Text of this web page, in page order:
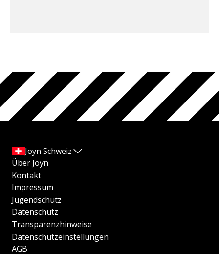
Joyn Schweiz
Über Joyn
Kontakt
Impressum
Jugendschutz
Datenschutz
Transparenzhinweise
Datenschutzeinstellungen
AGB